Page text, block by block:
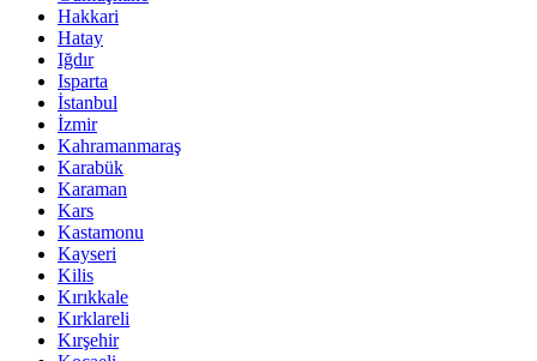
Hakkari
Hatay
Iğdır
Isparta
İstanbul
İzmir
Kahramanmaraş
Karabük
Karaman
Kars
Kastamonu
Kayseri
Kilis
Kırıkkale
Kırklareli
Kırşehir